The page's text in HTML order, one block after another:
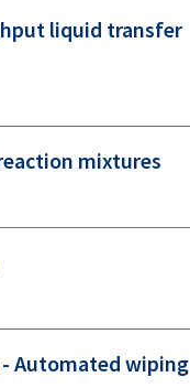
liquid transfer
mixtures
Automated wiping